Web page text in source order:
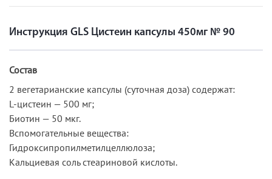
Инструкция GLS Цистеин капсулы 450мг № 90
Состав
2 вегетарианские капсулы (суточная доза) содержат:
L-цистеин — 500 мг;
Биотин — 50 мкг.
Вспомогательные вещества:
Гидроксипропилметилцеллюлоза;
Кальциевая соль стеариновой кислоты.